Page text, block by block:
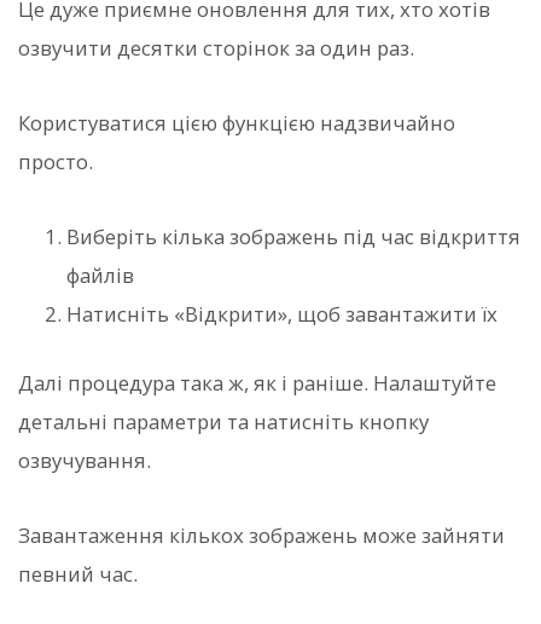
Це дуже приємне оновлення для тих, хто хотів
озвучити десятки сторінок за один раз.
Користуватися цією функцією надзвичайно
просто.
Виберіть кілька зображень під час відкриття
файлів
Натисніть «Відкрити», щоб завантажити їх
Далі процедура така ж, як і раніше. Налаштуйте
детальні параметри та натисніть кнопку
озвучування.
Завантаження кількох зображень може зайняти
певний час.